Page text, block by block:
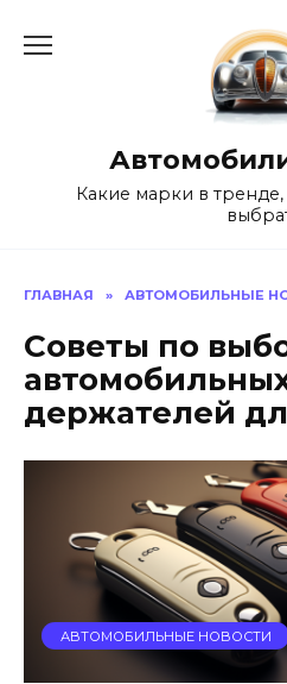
Какие марки в
ГЛАВНАЯ » АВТОМОБИЛЬНЫЕ
Советы по
держателей
АВТОМОБИЛЬНЫЕ НОВОСТИ